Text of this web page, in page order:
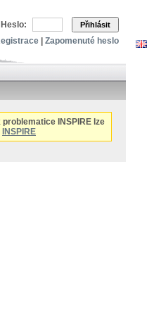
Heslo: Přihlásit
Zapomenuté heslo
INSPIRE lze
INSPIRE